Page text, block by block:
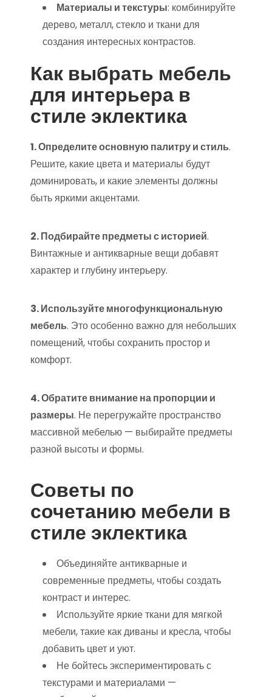
Материалы и текстуры: комбинируйте
дерево, металл, стекло и ткани для
создания интересных контрастов.
Как выбрать мебель
для интерьера в
стиле эклектика
1. Определите основную палитру и стиль.
Решите, какие цвета и материалы будут
доминировать, и какие элементы должны
быть яркими акцентами.
2. Подбирайте предметы с историей.
Винтажные и антикварные вещи добавят
характер и глубину интерьеру.
3. Используйте многофункциональную
мебель. Это особенно важно для небольших
помещений, чтобы сохранить простор и
комфорт.
4. Обратите внимание на пропорции и
размеры. Не перегружайте пространство
массивной мебелью — выбирайте предметы
разной высоты и формы.
Советы по
сочетанию мебели в
стиле эклектика
Объединяйте антикварные и
современные предметы, чтобы создать
контраст и интерес.
Используйте яркие ткани для мягкой
мебели, такие как диваны и кресла, чтобы
добавить цвет и уют.
Не бойтесь экспериментировать с
текстурами и материалами —